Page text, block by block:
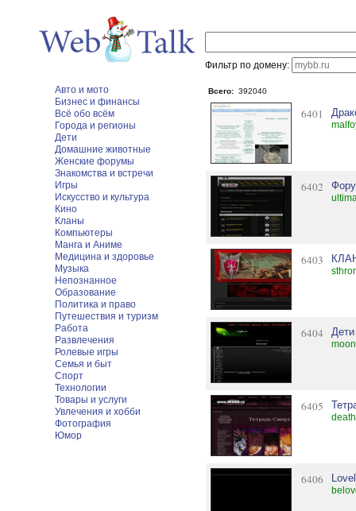
Фильтр по домену:
Авто и мото
Бизнес и финансы
Всё обо всём
Города и регионы
Дети
Домашние животные
Женские форумы
Знакомства и встречи
Игры
Искусство и культура
Кино
Кланы
Компьютеры
Манга и Аниме
Медицина и здоровье
Музыка
Непознанное
Образование
Политика и право
Путешествия и туризм
Работа
Развлечения
Ролевые игры
Семья и быт
Спорт
Технологии
Товары и услуги
Увлечения и хобби
Фотография
Юмор
Всего: 392040
6401
6402
6403
6404
6405
6406